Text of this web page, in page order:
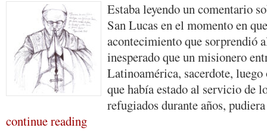
Estaba leyendo un comentario
San Lucas en el momento en
acontecimiento que
inesperado que un misionero
Latinoamérica, sacerdote,
que había estado al servicio de
refugiados durante años,
continue reading